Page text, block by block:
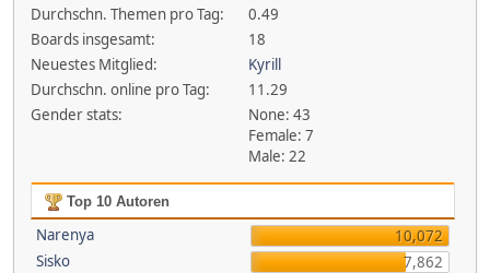
Durchschn. Themen pro Tag:
0.49
Boards insgesamt:
18
Neuestes Mitglied:
Kyrill
Durchschn. online pro Tag:
11.29
Gender stats:
None: 43
Female: 7
Male: 22
Top 10 Autoren
Narenya
10,072
Sisko
7,862